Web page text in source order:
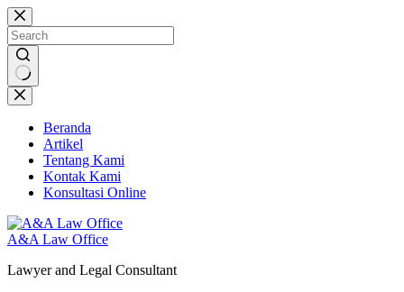
Skip
to
content
No
results
Beranda
Artikel
Tentang Kami
Kontak Kami
Konsultasi Online
A&A Law Office
Lawyer and Legal Consultant